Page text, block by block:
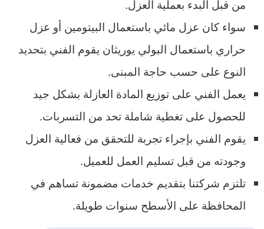
من قبل البدء بعملية العزل.
سواء كان عزل مائي باستعمال البيتومين أو عزل
حراري باستعمال البولي يوريثان يقوم الفني بتحديد
النوع على حسب حاجة المبنى.
يعمل الفني على توزيع المادة العازلة بشكل جيد
للحصول على تغطية شاملة تحد من التسربات.
يقوم الفني بإجراء تجربة للتحقق من فعالية العزل
وجودته من قبل تسليم العمل للعميل.
تلتزم شركتنا بتقديم خدمات مضمونة تساهم في
المحافظة على الأسطح سنوات طويلة.